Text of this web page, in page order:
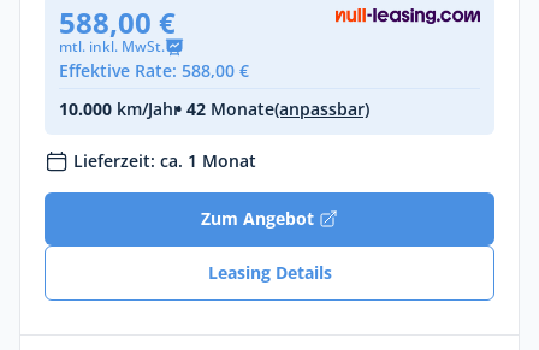
588,00 €
mtl. inkl. MwSt.
Effektive Rate: 588,00 €
10.000 km/Jahr• 42 Monate(anpassbar)
Lieferzeit: ca. 1 Monat
Zum Angebot
Leasing Details